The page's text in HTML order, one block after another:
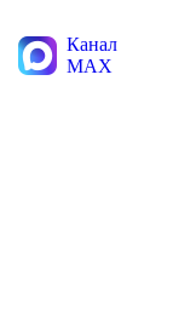
Канал
MAX